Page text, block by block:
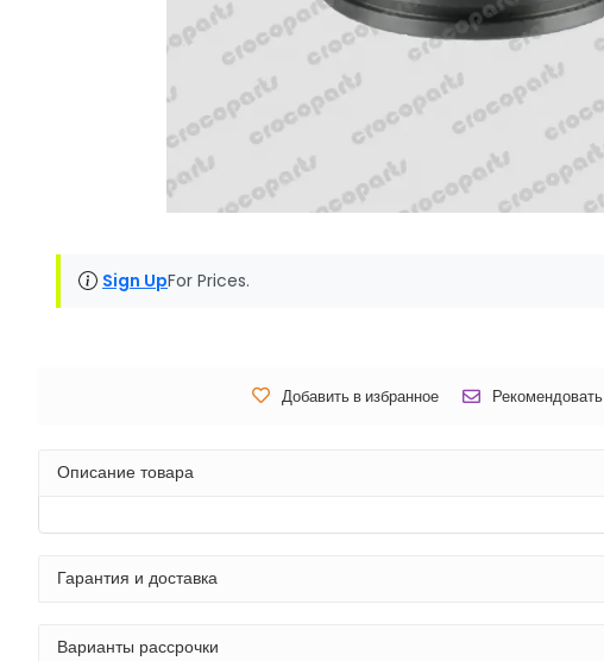
Sign UpFor Prices.
Добавить в избранное Рекомендовать
Описание товара
Гарантия и доставка
Варианты рассрочки